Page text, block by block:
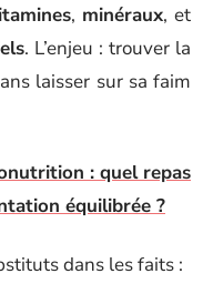
, minéraux, et
. L’enjeu : trouver la
laisser sur sa faim
: quel repas
équilibrée ?
dans les faits :